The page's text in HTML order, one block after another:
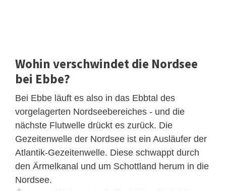
Wohin verschwindet die Nordsee
bei Ebbe?
Bei Ebbe läuft es also in das Ebbtal des
vorgelagerten Nordseebereiches - und die
nächste Flutwelle drückt es zurück. Die
Gezeitenwelle der Nordsee ist ein Ausläufer der
Atlantik-Gezeitenwelle. Diese schwappt durch
den Ärmelkanal und um Schottland herum in die
Nordsee.